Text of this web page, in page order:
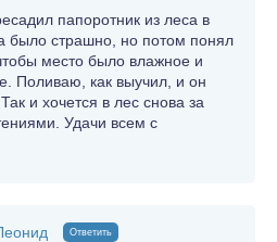
папоротник из леса в
было страшно, но потом понял
место было влажное и
Поливаю, как выучил, и он
и хочется в лес снова за
Удачи всем с
Ответить